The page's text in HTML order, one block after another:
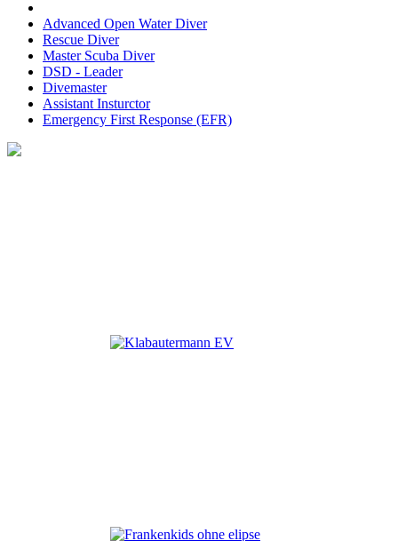
Advanced Open Water Diver
Rescue Diver
Master Scuba Diver
DSD - Leader
Divemaster
Assistant Insturctor
Emergency First Response (EFR)